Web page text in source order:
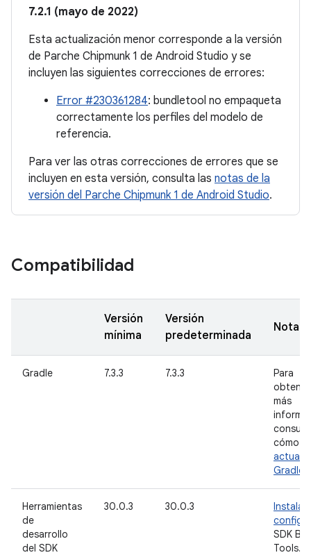
7.2.1 (mayo de 2022)
Esta actualización menor corresponde a la versión
de Parche Chipmunk 1 de Android Studio y se
incluyen las siguientes correcciones de errores:
Error #230361284: bundletool no empaqueta
correctamente los perfiles del modelo de
referencia.
Para ver las otras correcciones de errores que se
incluyen en esta versión, consulta las notas de la
versión del Parche Chipmunk 1 de Android Studio.
Compatibilidad
Versión
mínima
Versión
predeterminada
Notas
Gradle 7.3.3 7.3.3
Para
obtener
más
cómo
Gradle
Herramientas
de
desarrollo
del SDK
30.0.3 30.0.3 Instala
SDK
Tools.